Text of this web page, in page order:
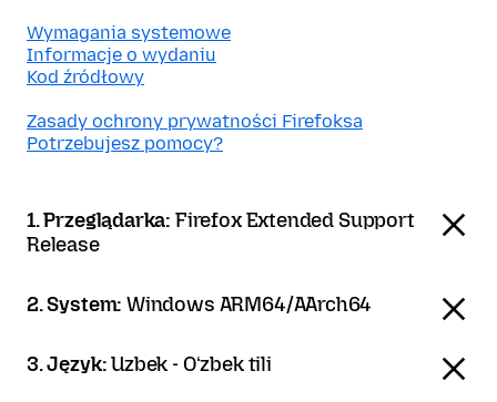
Wymagania systemowe
Informacje o wydaniu
Kod źródłowy
Zasady ochrony prywatności Firefoksa
Potrzebujesz pomocy?
1. Przeglądarka: Firefox Extended Support
Release
2. System:Windows ARM64/AArch64
3. Język:Uzbek - Oʻzbek tili